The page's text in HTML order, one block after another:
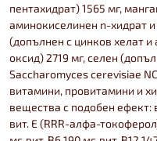
пентахидрат) 1565 мг,
аминокиселинен n-хидрат
(допълнен с цинков хелат
оксид) 2719 мг, селен
Saccharomyces cerevisiae
витамини, провитамини и
вещества с подобен ефект:
вит. Е (RRR-алфа-